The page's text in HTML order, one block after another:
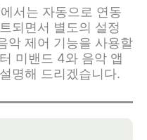
서는 자동으로 연동
되면서 별도의 설정
악 제어 기능을 사용할
미밴드 4와 음악 앱
명해 드리겠습니다.